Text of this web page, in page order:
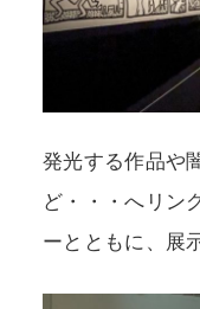
発光する作品や
ど・・・へリン
ーとともに、展